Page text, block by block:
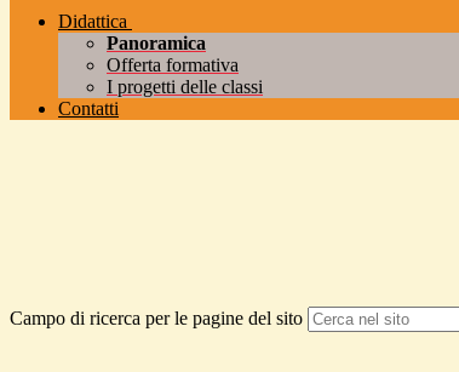
Didattica
Panoramica
Offerta formativa
I progetti delle classi
Contatti
Campo di ricerca per le pagine del sito